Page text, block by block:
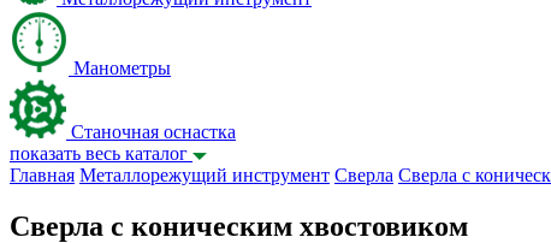
Манометры
Станочная оснастка
показать весь каталог
Главная Металлорежущий инструмент Сверла Сверла с
Сверла с коническим хвостовиком